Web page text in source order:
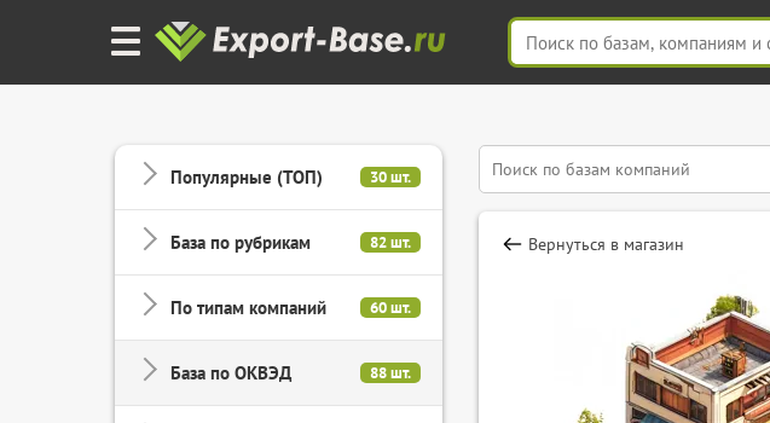
Популярные (ТОП) 30 шт.
База по рубрикам 82 шт.
По типам компаний 60 шт.
База по ОКВЭД 88 шт.
Вернуться в магазин